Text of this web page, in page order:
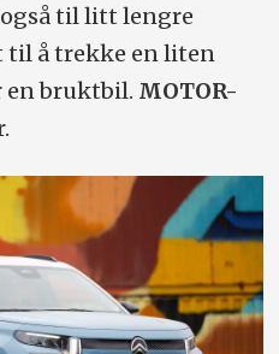
til litt lengre
til å trekke en liten
en bruktbil. MOTOR-